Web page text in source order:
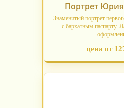
Портрет
Знаменитый портрет
с бархатным паспарту.
цена от